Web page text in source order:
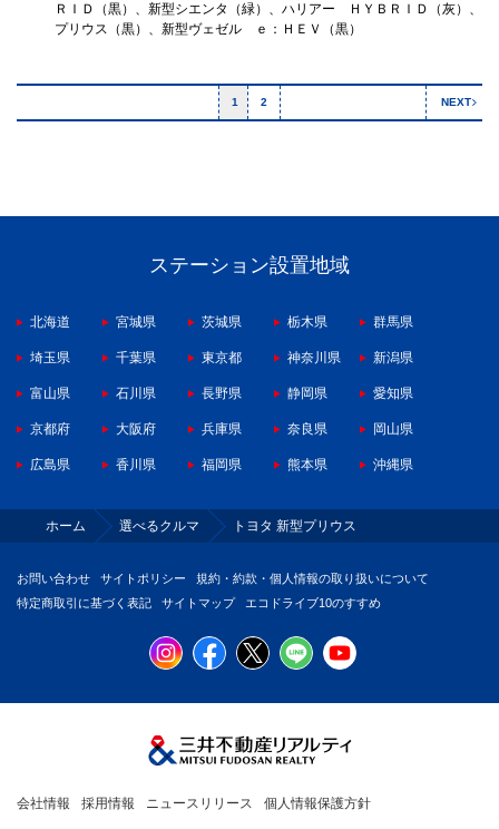
ＲＩＤ（黒）、新型シエンタ（緑）、ハリアー ＨＹＢＲＩＤ（灰）、
プリウス（黒）、新型ヴェゼル ｅ：ＨＥＶ（黒）
1 2 NEXT
ステーション設置地域
北海道 宮城県 茨城県 栃木県 群馬県
埼玉県 千葉県 東京都 神奈川県 新潟県
富山県 石川県 長野県 静岡県 愛知県
京都府 大阪府 兵庫県 奈良県 岡山県
広島県 香川県 福岡県 熊本県 沖縄県
ホーム 選べるクルマ トヨタ 新型プリウス
お問い合わせ サイトポリシー
規約・約款・個人情報の取り扱いについて
特定商取引に基づく表記
サイトマップ エコドライブ10のすすめ
会社情報 採用情報 ニュースリリース 個人情報保護方針